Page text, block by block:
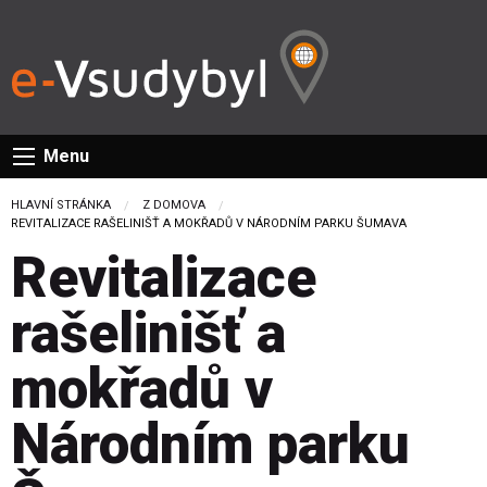
Menu
HLAVNÍ STRÁNKA
Z DOMOVA
CURRENT:
REVITALIZACE RAŠELINIŠŤ A MOKŘADŮ V NÁRODNÍM PARKU ŠUMAVA
Revitalizace
rašelinišť a
mokřadů v
Národním parku